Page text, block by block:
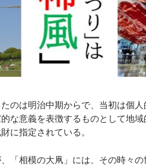
のは明治中期からで、当初は個人
な意義を表徴するものとして地
に指定されている。
「相模の大凧」には、その時々